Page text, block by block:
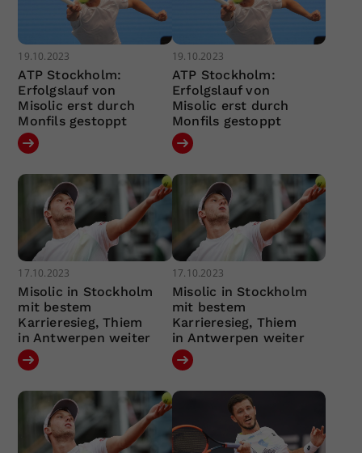
19.10.2023
ATP Stockholm:
Erfolgslauf von
Misolic erst durch
Monfils gestoppt
19.10.2023
ATP Stockholm:
Erfolgslauf von
Misolic erst durch
Monfils gestoppt
17.10.2023
Misolic in Stockholm
mit bestem
Karrieresieg, Thiem
in Antwerpen weiter
17.10.2023
Misolic in Stockholm
mit bestem
Karrieresieg, Thiem
in Antwerpen weiter